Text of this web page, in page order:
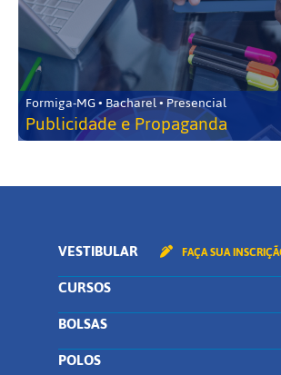
Formiga-MG • Bacharel • Presencial
Publicidade e Propaganda
VESTIBULAR FAÇA SUA
CURSOS
BOLSAS
POLOS